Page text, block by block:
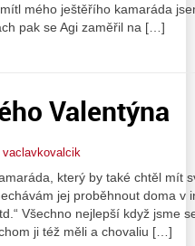
mého ještěřího kamaráda
pak se Agi zaměřil na […]
Valentýna
vaclavkovalcik
který by také chtěl mít
jej proběhnout doma v
Všechno nejlepší když jsme
ji též měli a chovaliu […]